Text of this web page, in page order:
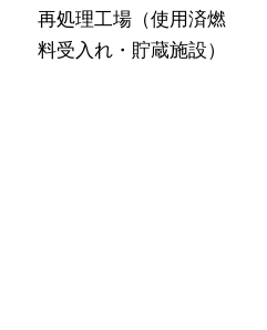
再処理工場（使用済燃
料受入れ・貯蔵施設）